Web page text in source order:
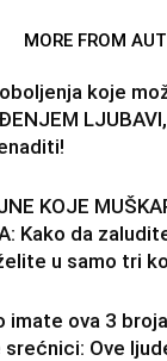
MORE FROM
koje
KOJE
Kako da
u samo tri
imate ova 3
srećnici: Ove